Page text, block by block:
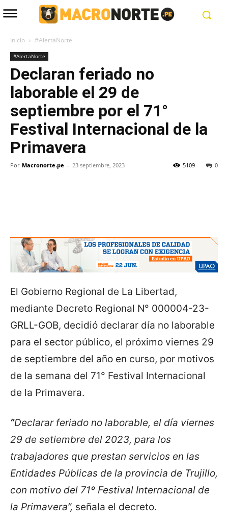
Inicio #AlertaNorte
#AlertaNorte
Declaran feriado no
laborable el 29 de
septiembre por el 71°
Festival Internacional de la
Primavera
Por Macronorte.pe - 23 septiembre, 2023 0
5109
El Gobierno Regional de La Libertad,
mediante Decreto Regional N° 000004-23-
GRLL-GOB, decidió declarar día no laborable
para el sector público, el próximo viernes 29
de septiembre del año en curso, por motivos
de la semana del 71° Festival Internacional
de la Primavera.
“Declarar feriado no laborable, el día viernes
29 de setiembre del 2023, para los
trabajadores que prestan servicios en las
Entidades Públicas de la provincia de Trujillo,
con motivo del 71º Festival Internacional de
la Primavera”, señala el decreto.